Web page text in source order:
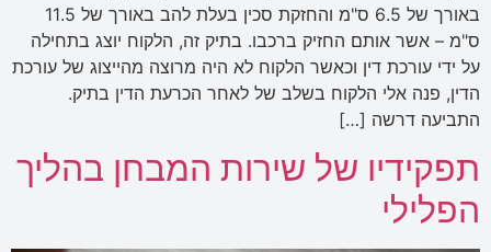
באורך של 6.5 ס"מ והחזקת סכין בעלת להב באורך של 11.5
ס"מ – אשר אותם החזיק ברכבו. בתיק זה, הלקוח יוצג בתחילה
על ידי עורכת דין וכאשר הלקוח לא היה מרוצה מהייצוג של עורכת
הדין, פנה אלי הלקוח בשלב של לאחר הכרעת הדין בתיק.
התביעה דרשה […]
תפקידיו של שירות המבחן בהליך
הפלילי